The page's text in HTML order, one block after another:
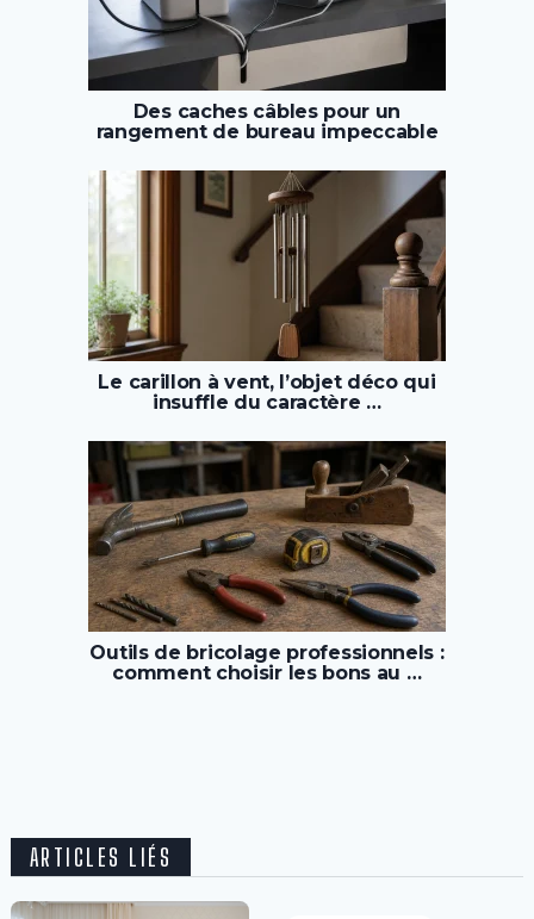
Des caches câbles pour un
rangement de bureau impeccable
Le carillon à vent, l’objet déco qui
insuffle du caractère …
Outils de bricolage professionnels :
comment choisir les bons au …
ARTICLES LIÉS